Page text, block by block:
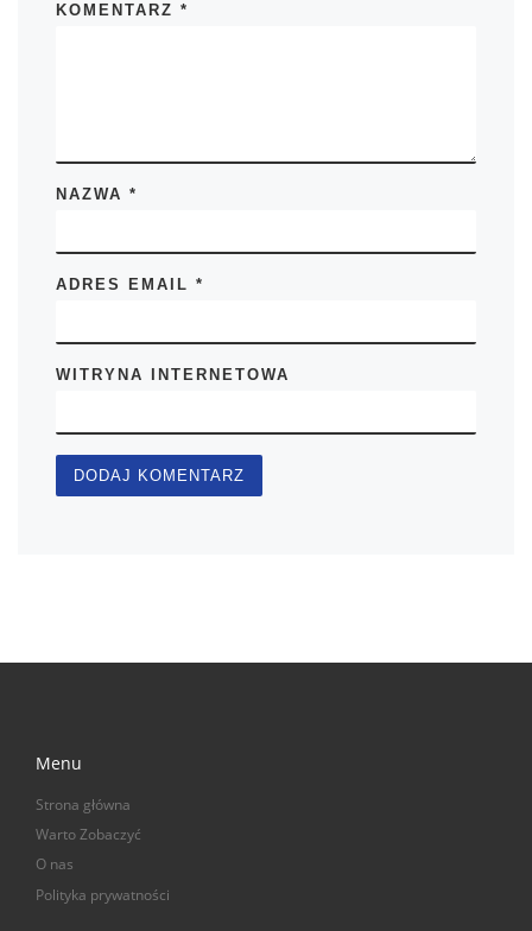
KOMENTARZ*
NAZWA*
ADRES EMAIL*
WITRYNA INTERNETOWA
Menu
Strona główna
Warto Zobaczyć
O nas
Polityka prywatności